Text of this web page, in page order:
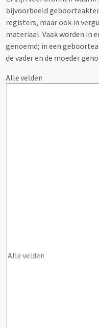
bijvoorbeeld
registers, maar ook in
materiaal. Vaak worden in
genoemd; in een
de vader en de moeder
Alle velden